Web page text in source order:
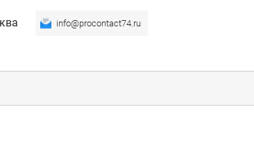
info@procontact74.ru